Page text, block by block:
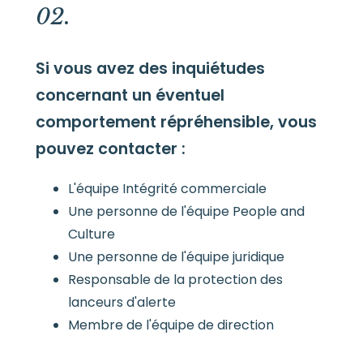
02.
Si vous avez des inquiétudes
concernant un éventuel
comportement répréhensible, vous
pouvez contacter :
L'équipe Intégrité commerciale
Une personne de l'équipe People and
Culture
Une personne de l'équipe juridique
Responsable de la protection des
lanceurs d'alerte
Membre de l'équipe de direction